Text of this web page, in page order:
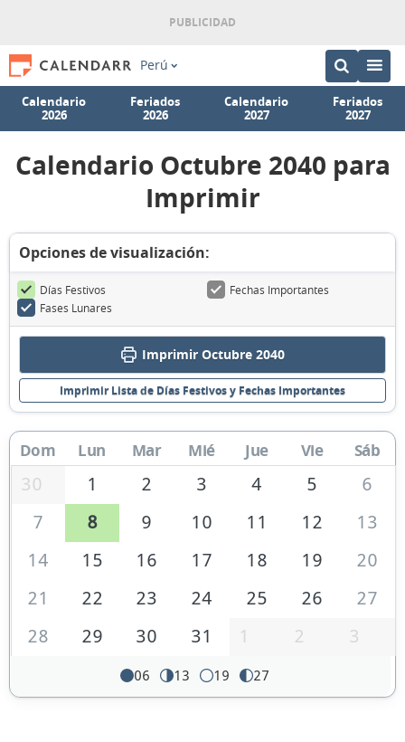
Perú
Calendario
2026
Feriados
2026
Calendario
2027
Feriados
2027
Calendario Octubre 2040 para
Imprimir
Opciones de visualización:
Días Festivos
Fechas Importantes
Fases Lunares
Imprimir Octubre 2040
Imprimir Lista de Días Festivos y Fechas Importantes
Dom Lun Mar Mié Jue Vie Sáb
30 1 2 3 4 5
6
7
8 9 10 11 12
13
14
15 16 17 18 19
20
21
22 23 24 25 26
27
28
29 30 31 1 2 3
06 13 19 27